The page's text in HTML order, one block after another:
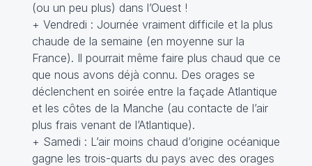
(ou un peu plus) dans l’Ouest !
+ Vendredi : Journée vraiment difficile et la plus
chaude de la semaine (en moyenne sur la
France). Il pourrait même faire plus chaud que ce
que nous avons déjà connu. Des orages se
déclenchent en soirée entre la façade Atlantique
et les côtes de la Manche (au contacte de l’air
plus frais venant de l’Atlantique).
+ Samedi : L’air moins chaud d’origine océanique
gagne les trois-quarts du pays avec des orages